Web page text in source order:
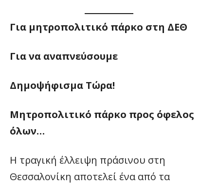
Για μητροπολιτικό πάρκο στη ΔΕΘ
Για να αναπνεύσουμε
Δημοψήφισμα Τώρα!
Μητροπολιτικό πάρκο προς όφελος
όλων…
Η τραγική έλλειψη πράσινου στη
Θεσσαλονίκη αποτελεί ένα από τα